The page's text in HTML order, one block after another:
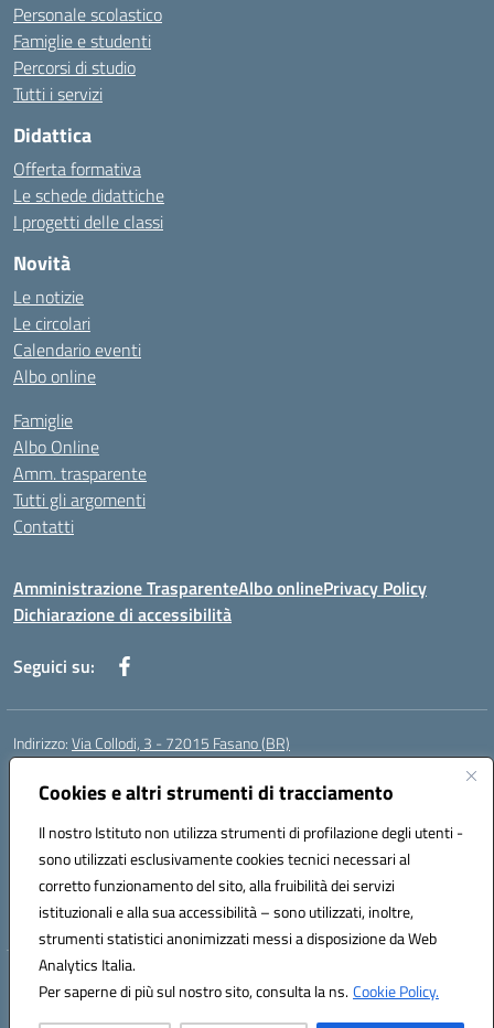
Cookies e altri strumenti di tracciamento
Il nostro Istituto non utilizza strumenti di profilazione degli utenti -
sono utilizzati esclusivamente cookies tecnici necessari al
corretto funzionamento del sito, alla fruibilità dei servizi
istituzionali e alla sua accessibilità – sono utilizzati, inoltre,
strumenti statistici anonimizzati messi a disposizione da Web
Analytics Italia.
Per saperne di più sul nostro sito, consulta la ns.Cookie Policy.
Personale scolastico
Famiglie e studenti
Percorsi di studio
Tutti i servizi
Didattica
Offerta formativa
Le schede didattiche
I progetti delle classi
Novità
Le notizie
Le circolari
Calendario eventi
Albo online
Famiglie
Albo Online
Amm. trasparente
Tutti gli argomenti
Contatti
Amministrazione TrasparenteAlbo onlinePrivacy Policy
Dichiarazione di accessibilità
Seguici su:
Indirizzo:Via Collodi, 3 - 72015 Fasano (BR)
Centralino:
Posta elettronica certificata (PEC):bric839004@pec.istruzione.it
Codice fiscale: 90059320748
Codice meccanografico:BRIC839004
Codice Indice delle Pubbliche Amministrazioni (IPA): istsc_bree02200r
Codice unico di fatturazione (CUF): MIL3BD
Hosting & Powered by 3D Solution S.r.l.
Concept & Design by Designers Italia